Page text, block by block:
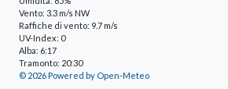
Vento: 3.3 m/s NW
Raffiche di vento: 9.7 m/s
UV-Index: 0
Alba: 6:17
Tramonto: 20:30
© 2026 Powered by Open-Meteo